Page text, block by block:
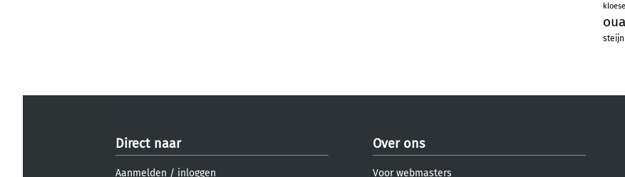
kloese
steijn
Direct naar
Aanmelden / inloggen
Over ons
Voor webmasters